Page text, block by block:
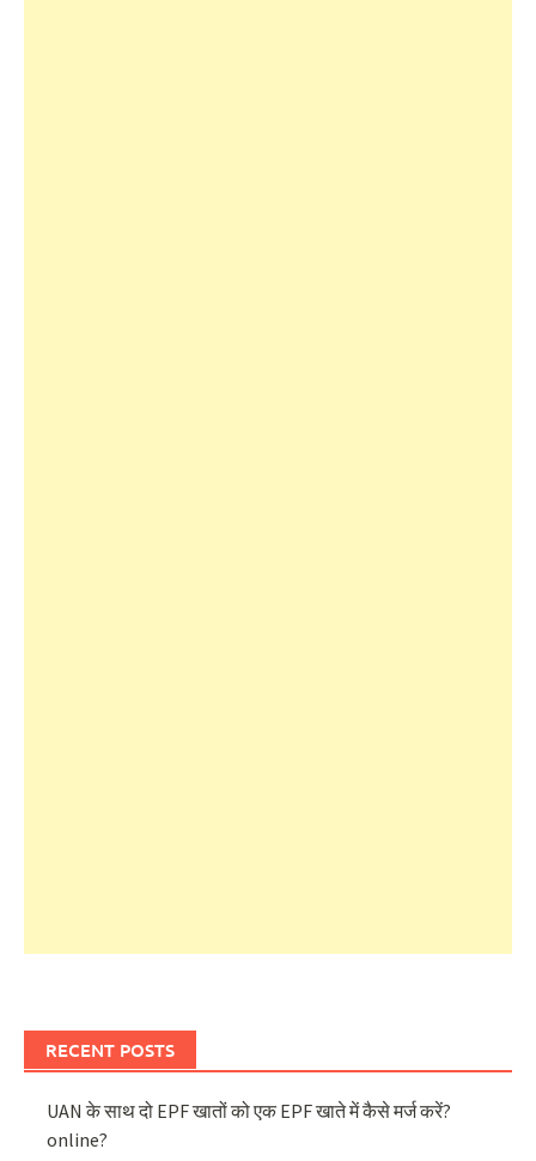
RECENT POSTS
UAN के साथ दो EPF खातों को एक EPF खाते में कैसे मर्ज करें?
online?